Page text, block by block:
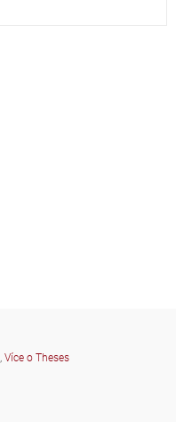
, Více o Theses